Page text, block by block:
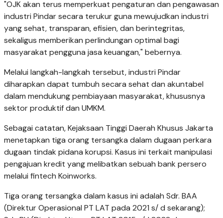
"OJK akan terus memperkuat pengaturan dan pengawasan
industri Pindar secara terukur guna mewujudkan industri
yang sehat, transparan, efisien, dan berintegritas,
sekaligus memberikan perlindungan optimal bagi
masyarakat pengguna jasa keuangan," bebernya.
Melalui langkah-langkah tersebut, industri Pindar
diharapkan dapat tumbuh secara sehat dan akuntabel
dalam mendukung pembiayaan masyarakat, khususnya
sektor produktif dan UMKM.
Sebagai catatan, Kejaksaan Tinggi Daerah Khusus Jakarta
menetapkan tiga orang tersangka dalam dugaan perkara
dugaan tindak pidana korupsi. Kasus ini terkait manipulasi
pengajuan kredit yang melibatkan sebuah bank persero
melalui fintech Koinworks.
Tiga orang tersangka dalam kasus ini adalah Sdr. BAA
(Direktur Operasional PT LAT pada 2021 s/ d sekarang);